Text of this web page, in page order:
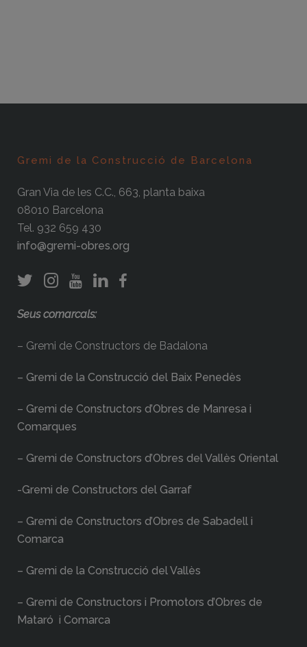
Gremi de la Construcció de Barcelona
Gran Via de les C.C., 663, planta baixa
08010 Barcelona
Tel. 932 659 430
info@gremi-obres.org
Seus comarcals:
– Gremi de Constructors de Badalona
– Gremi de la Construcció del Baix Penedès
– Gremi de Constructors d’Obres de Manresa i
Comarques
– Gremi de Constructors d’Obres del Vallès Oriental
-Gremi de Constructors del Garraf
– Gremi de Constructors d’Obres de Sabadell i
Comarca
– Gremi de la Construcció del Vallès
– Gremi de Constructors i Promotors d’Obres de
Mataró i Comarca